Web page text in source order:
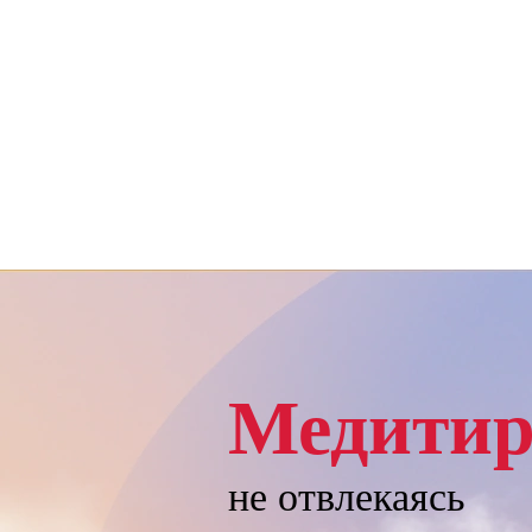
не отвлекаясь